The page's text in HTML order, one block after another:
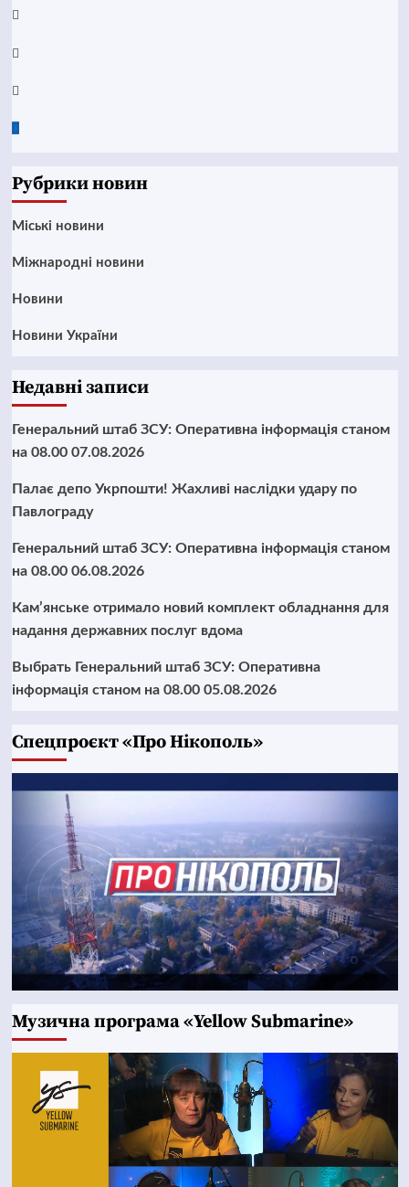
Telegram
Instagram
Twitter
Google
Рубрики новин
Mіські новини
Міжнародні новини
Новини
Новини України
Недавні записи
Генеральний штаб ЗСУ: Оперативна інформація станом
на 08.00 07.08.2026
Палає депо Укрпошти! Жахливі наслідки удару по
Павлограду
Генеральний штаб ЗСУ: Оперативна інформація станом
на 08.00 06.08.2026
Кам’янське отримало новий комплект обладнання для
надання державних послуг вдома
Выбрать Генеральний штаб ЗСУ: Оперативна
інформація станом на 08.00 05.08.2026
Cпецпроєкт «Про Нікополь»
Музична програма «Yellow Submarine»